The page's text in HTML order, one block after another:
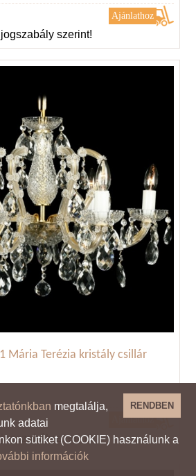
szerint!
Mária Terézia kristály csillár
szerint!
RENDBEN
megtalálja,
adatai
sütiket (COOKIE) használunk a
információk